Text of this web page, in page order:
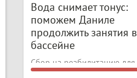
Вода снимает тонус:
поможем Даниле
продолжить занятия в
бассейне
Сбор на реабилитацию для
мальчика с ДЦП